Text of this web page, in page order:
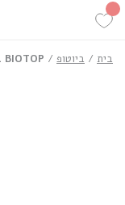
בית / ביוטופ / BIOTOP ביוטופ שמפו 02 נגד קשקשים | 500 מ”ל